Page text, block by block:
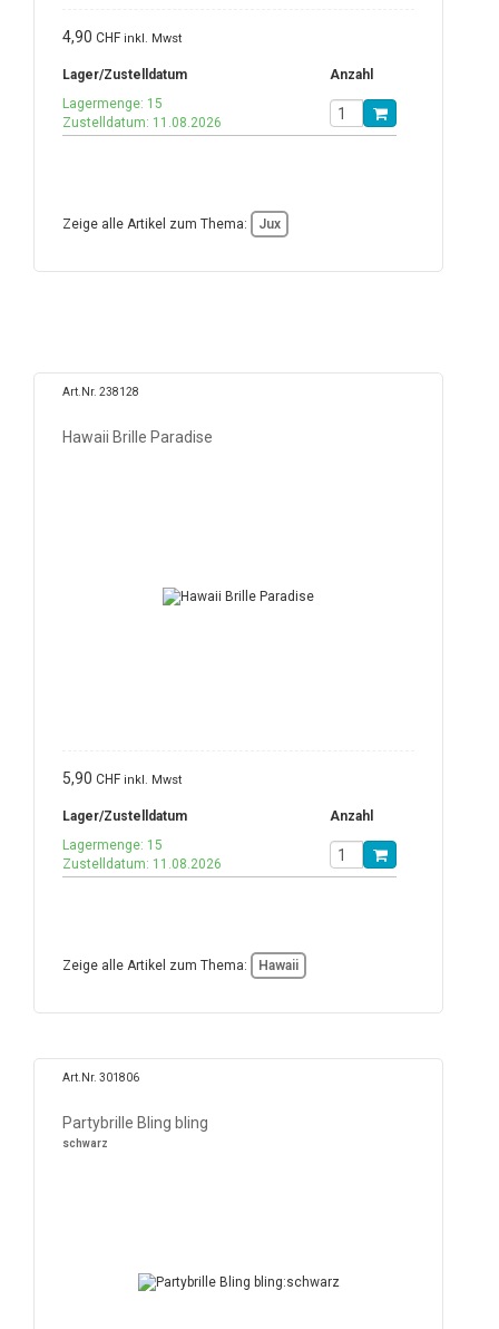
4,90 CHF inkl. Mwst
Lager/Zustelldatum
Anzahl
Lagermenge: 15
Zustelldatum: 11.08.2026
Zeige alle Artikel zum Thema: Jux
Art.Nr. 238128
Hawaii Brille Paradise
5,90 CHF inkl. Mwst
Lager/Zustelldatum
Anzahl
Lagermenge: 15
Zustelldatum: 11.08.2026
Zeige alle Artikel zum Thema: Hawaii
Art.Nr. 301806
Partybrille Bling bling
schwarz